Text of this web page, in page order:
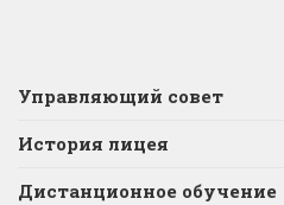
Управляющий совет
История лицея
Дистанционное обучение